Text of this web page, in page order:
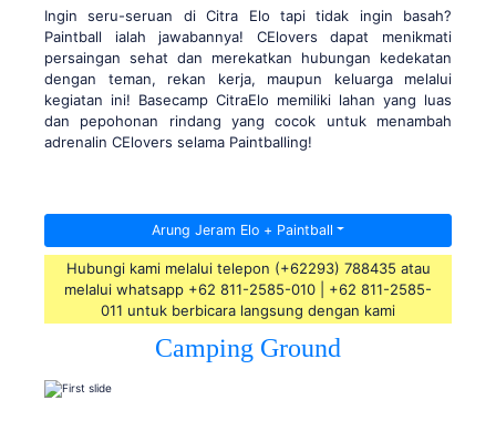
Ingin seru-seruan di Citra Elo tapi tidak ingin basah?
Paintball ialah jawabannya! CElovers dapat menikmati
persaingan sehat dan merekatkan hubungan kedekatan
dengan teman, rekan kerja, maupun keluarga melalui
kegiatan ini! Basecamp CitraElo memiliki lahan yang luas
dan pepohonan rindang yang cocok untuk menambah
adrenalin CElovers selama Paintballing!
Arung Jeram Elo + Paintball
Hubungi kami melalui telepon (+62293) 788435 atau
melalui whatsapp +62 811-2585-010 | +62 811-2585-
011 untuk berbicara langsung dengan kami
Camping Ground